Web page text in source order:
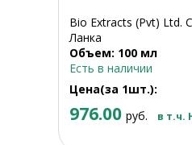
Bio Extracts (Pvt) Ltd.
Ланка
Объем: 100 мл
Есть в наличии
Цена(за 1шт.):
976.00 руб. в т.ч.